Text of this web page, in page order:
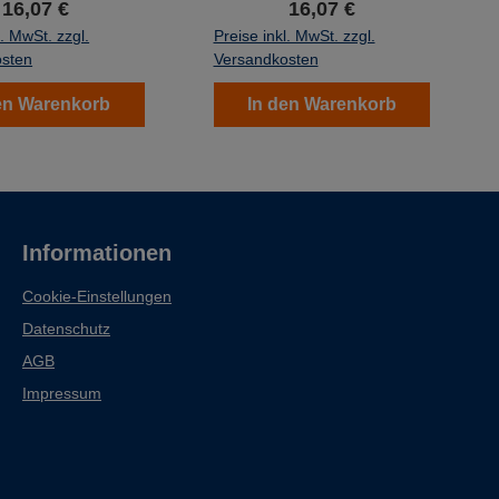
lassen sich leicht
gebündelten
anbringen.
16,07 €
MwSt. zzgl.
Warenkorb
Papier und lassen sich leicht
um die gebündelten
Geldscheine anbringen.
16,07 €
Preise inkl. MwSt. zzgl.
Versandkosten
In den Warenkorb
Informationen
Cookie-Einstellungen
Datenschutz
AGB
Impressum